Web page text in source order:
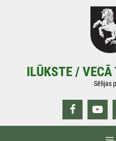
ILŪKSTE /
Sēlijas